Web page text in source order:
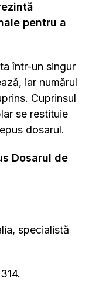
pentru a
într-un singur
iar numărul
Cuprinsul
se restituie
dosarul.
Dosarul de
specialistă